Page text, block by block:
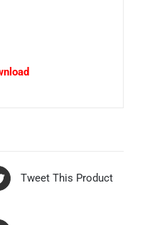
Tweet This Product